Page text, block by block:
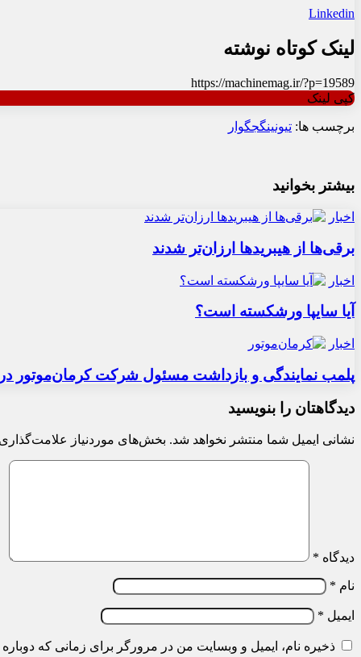
Linkedin
لینک کوتاه نوشته
https://machinemag.ir/?p=19589
کپی لینک
برچسب ها: تیونینگجگوار
بیشتر بخوانید
اخبار
برقی‌ها از هیبریدها ارزان‌تر شدند
اخبار
آیا سایپا ورشکسته است؟
اخبار
پلمب نمایندگی و بازداشت مسئول شرکت کرمان‌موتور
دیدگاهتان را بنویسید
نشانی ایمیل شما منتشر نخواهد شد. بخش‌های موردنیاز
دیدگاه *
نام *
ایمیل *
ذخیره نام، ایمیل و وبسایت من در مرورگر برای زمانی که